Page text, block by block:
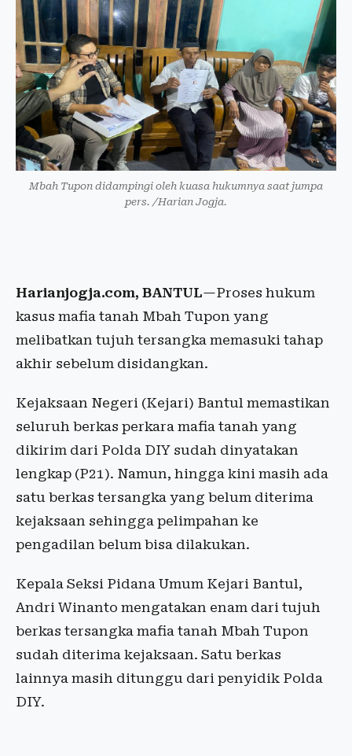
Mbah Tupon didampingi oleh kuasa hukumnya saat jumpa
pers. /Harian Jogja.
Harianjogja.com, BANTUL—Proses hukum
kasus mafia tanah Mbah Tupon yang
melibatkan tujuh tersangka memasuki tahap
akhir sebelum disidangkan.
Kejaksaan Negeri (Kejari) Bantul memastikan
seluruh berkas perkara mafia tanah yang
dikirim dari Polda DIY sudah dinyatakan
lengkap (P21). Namun, hingga kini masih ada
satu berkas tersangka yang belum diterima
kejaksaan sehingga pelimpahan ke
pengadilan belum bisa dilakukan.
Kepala Seksi Pidana Umum Kejari Bantul,
Andri Winanto mengatakan enam dari tujuh
berkas tersangka mafia tanah Mbah Tupon
sudah diterima kejaksaan. Satu berkas
lainnya masih ditunggu dari penyidik Polda
DIY.